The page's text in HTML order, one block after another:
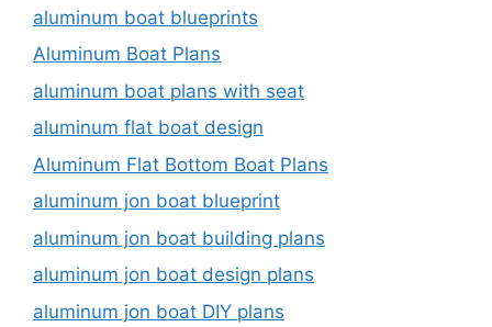
aluminum boat blueprints
Aluminum Boat Plans
aluminum boat plans with seat
aluminum flat boat design
Aluminum Flat Bottom Boat Plans
aluminum jon boat blueprint
aluminum jon boat building plans
aluminum jon boat design plans
aluminum jon boat DIY plans